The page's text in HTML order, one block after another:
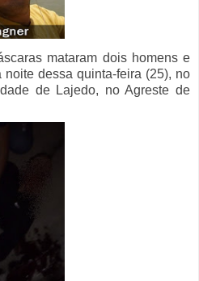
mataram dois homens e
dessa quinta-feira (25), no
de Lajedo, no Agreste de